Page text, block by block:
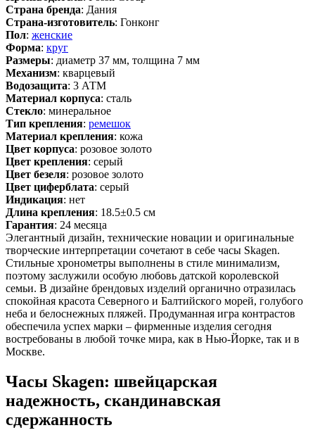
Страна бренда: Дания
Страна-изготовитель: Гонконг
Пол: женские
Форма: круг
Размеры: диаметр 37 мм, толщина 7 мм
Механизм: кварцевый
Водозащита: 3 АТМ
Материал корпуса: сталь
Стекло: минеральное
Тип крепления: ремешок
Материал крепления: кожа
Цвет корпуса: розовое золото
Цвет крепления: серый
Цвет безеля: розовое золото
Цвет циферблата: серый
Индикация: нет
Длина крепления: 18.5±0.5 см
Гарантия: 24 месяца
Элегантный дизайн, технические новации и оригинальные
творческие интерпретации сочетают в себе часы Skagen.
Стильные хронометры выполнены в стиле минимализм,
поэтому заслужили особую любовь датской королевской
семьи. В дизайне брендовых изделий органично отразилась
спокойная красота Северного и Балтийского морей, голубого
неба и белоснежных пляжей. Продуманная игра контрастов
обеспечила успех марки – фирменные изделия сегодня
востребованы в любой точке мира, как в Нью-Йорке, так и в
Москве.
Часы Skagen: швейцарская
надежность, скандинавская
сдержанность